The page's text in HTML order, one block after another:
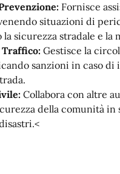
Fornisce
situazioni di
sicurezza stradale e la
Gestisce la
sanzioni in caso di
Collabora con altre
della comunità in